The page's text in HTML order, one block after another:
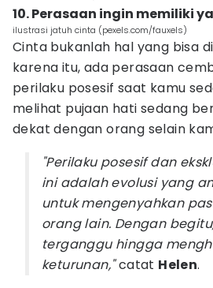
10. Perasaan ingin memiliki
ilustrasi jatuh cinta (pexels.com/fauxels)
Cinta bukanlah hal yang bisa
karena itu, ada perasaan
perilaku posesif saat kamu
melihat pujaan hati sedang
dekat dengan orang selain
"Perilaku posesif dan
ini adalah evolusi yang
untuk mengenyahkan
orang lain. Dengan
terganggu hingga
keturunan,"catat Helen.